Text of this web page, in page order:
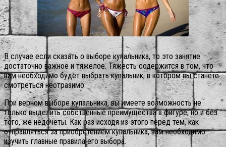
В случае если сказать о выборе купальника, то это занятие
достаточно важное и тяжелое. Тяжесть содержится в том, что
вам необходимо будет выбрать купальник, в котором вы станете
смотреться неотразимо.
При верном выборе купальника, вы имеете возможность не
только выделить собственные преимущества в фигуре, но и без
того, же недочёты. Как раз исходя из этого перед тем, как
отправляться за приобретением купальника, вам необходимо
изучить главные правила его выбора.